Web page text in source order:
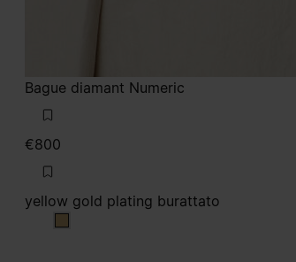
Bague diamant Numeric
€800
yellow gold plating burattato
yellow gold plating burattato